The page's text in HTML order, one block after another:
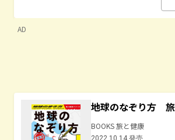
AD
地球のなぞり方
BOOKS 旅と健康
2022.10.14 発売